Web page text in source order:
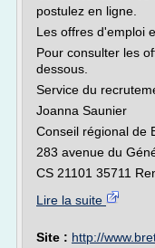
postulez en ligne.
Les offres d'emploi
Pour consulter les
dessous.
Service du
Joanna Saunier
Conseil régional de
283 avenue du
CS 21101 35711
Lire la suite
Site : http://